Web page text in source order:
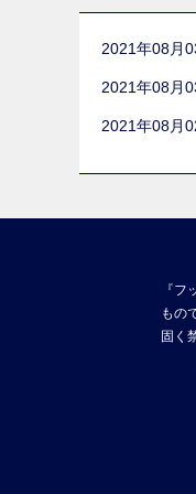
2021年08月
2021年08月
2021年08月
『
もの
固く